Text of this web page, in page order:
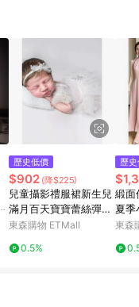
歷史低價
$902 (降$225)
兒童攝影禮服裙新生兒
滿月百天寶寶蕾絲彈力
禮服套裝影樓攝影道具
東森購物 ETMall
0.5%
歷
緞面
夏季
裙女
東森